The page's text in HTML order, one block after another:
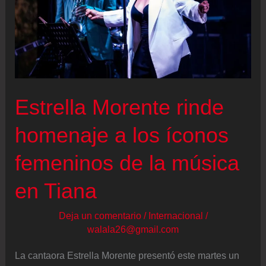
Estrella Morente rinde
homenaje a los íconos
femeninos de la música
en Tiana
Deja un comentario / Internacional /
walala26@gmail.com
La cantaora Estrella Morente presentó este martes un